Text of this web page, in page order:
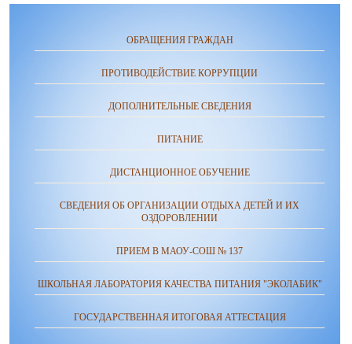
ОБРАЩЕНИЯ ГРАЖДАН
ПРОТИВОДЕЙСТВИЕ КОРРУПЦИИ
ДОПОЛНИТЕЛЬНЫЕ СВЕДЕНИЯ
ПИТАНИЕ
ДИСТАНЦИОННОЕ ОБУЧЕНИЕ
СВЕДЕНИЯ ОБ ОРГАНИЗАЦИИ ОТДЫХА ДЕТЕЙ И ИХ
ОЗДОРОВЛЕНИИ
ПРИЕМ В МАОУ-СОШ № 137
ШКОЛЬНАЯ ЛАБОРАТОРИЯ КАЧЕСТВА ПИТАНИЯ "ЭКОЛАБИК"
ГОСУДАРСТВЕННАЯ ИТОГОВАЯ АТТЕСТАЦИЯ